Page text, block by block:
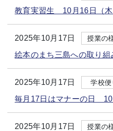
教育実習生 10月16日（木
2025年10月17日 授業の
絵本のまち三島への取り
2025年10月17日 学校便
毎月17日はマナーの日 10
2025年10月17日 授業の